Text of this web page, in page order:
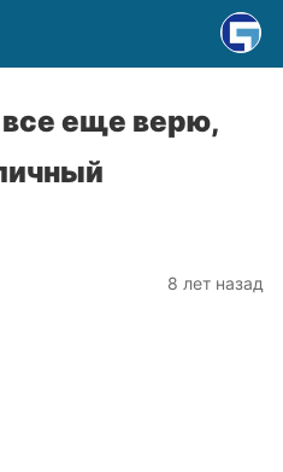
все еще верю,
8 лет назад